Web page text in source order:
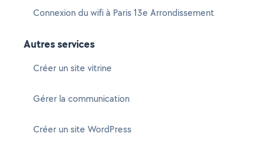
Connexion du wifi à Paris 13e Arrondissement
Autres services
Créer un site vitrine
Gérer la communication
Créer un site WordPress